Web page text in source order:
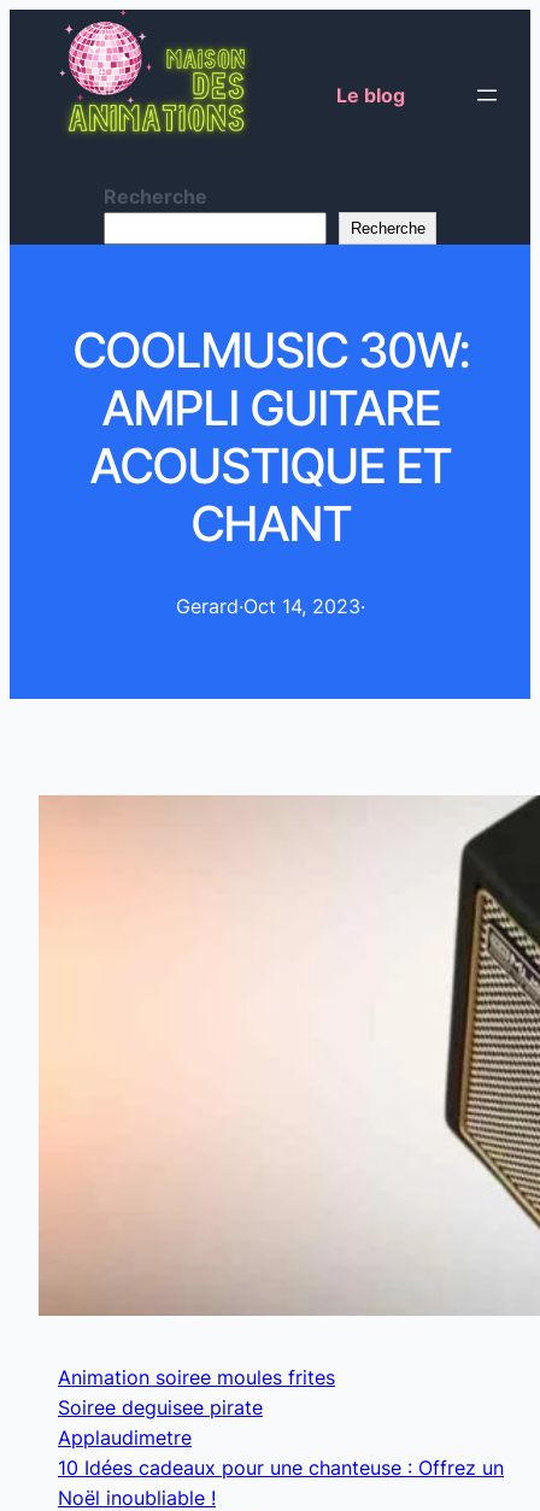
Le blog
Recherche
Recherche
COOLMUSIC 30W:
AMPLI GUITARE
ACOUSTIQUE ET
CHANT
Gerard·Oct 14, 2023·
Animation soiree moules frites
Soiree deguisee pirate
Applaudimetre
10 Idées cadeaux pour une chanteuse : Offrez un
Noël inoubliable !